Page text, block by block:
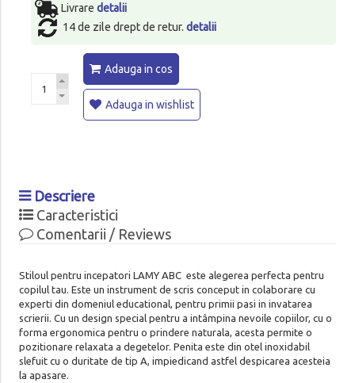
Livrare detalii
14 de zile drept de retur. detalii
Adauga in cos
Adauga in wishlist
Descriere
Caracteristici
Comentarii / Reviews
Stiloul pentru incepatori LAMY ABC este alegerea perfecta pentru
copilul tau. Este un instrument de scris conceput in colaborare cu
experti din domeniul educational, pentru primii pasi in invatarea
scrierii. Cu un design special pentru a intâmpina nevoile copiilor, cu o
forma ergonomica pentru o prindere naturala, acesta permite o
pozitionare relaxata a degetelor. Penita este din otel inoxidabil
slefuit cu o duritate de tip A, impiedicand astfel despicarea acesteia
la apasare.